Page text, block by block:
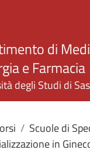
Salta al
di
e Farmacia
degli Studi di
Scuole di
in